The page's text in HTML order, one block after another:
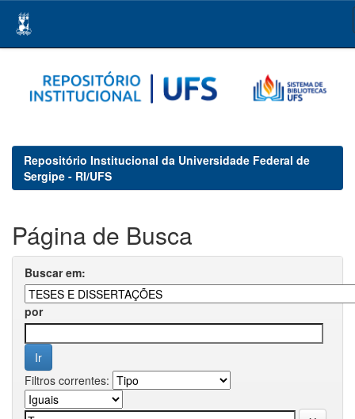
navigation
Repositório Institucional da Universidade Federal de
Sergipe - RI/UFS
Página de Busca
Buscar em:
por
Filtros correntes: